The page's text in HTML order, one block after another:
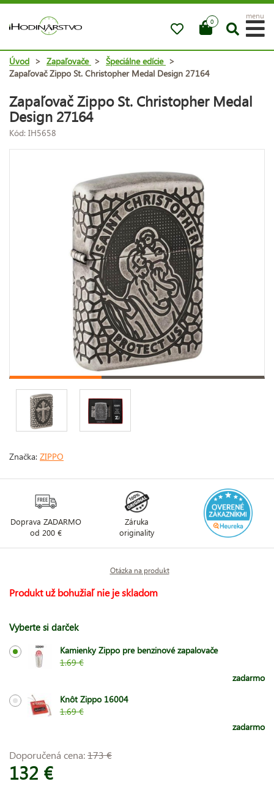
0
menu
Úvod > Zapaľovače > Špeciálne edície >
Zapaľovač Zippo St. Christopher Medal Design 27164
Zapaľovač Zippo St. Christopher Medal
Design 27164
Kód: IH5658
Značka: ZIPPO
Doprava ZADARMO
od 200 €
Záruka
originality
Otázka na produkt
Produkt už bohužiaľ nie je skladom
Vyberte si darček
Kamienky Zippo pre benzinové zapalovače
1.69 €
zadarmo
Knôt Zippo 16004
1.69 €
zadarmo
Doporučená cena:173 €
132 €